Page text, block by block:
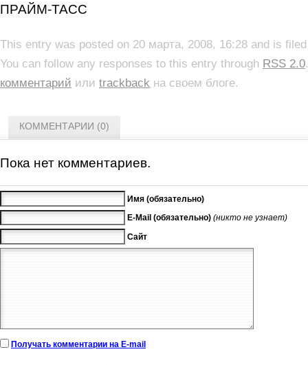
ПРАЙМ-ТАСС
This entry was posted on 20 марта, 2008, 16:28 and is
You can follow any responses to this entry through RSS 2.0
комментарий или trackback на своем блоге.
КОММЕНТАРИИ (0)
Пока нет комментариев.
Имя (обязательно)
E-Mail (обязательно) (никто не узнает)
Сайт
Получать комментарии на E-mail